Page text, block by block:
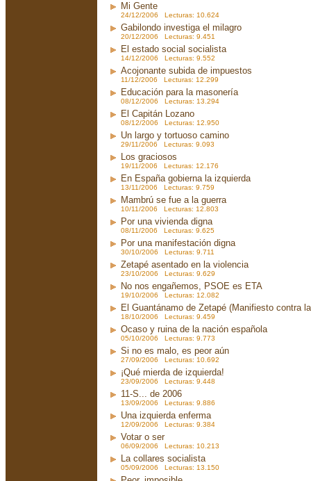
Mi Gente
24/12/2006 Lecturas: 10.624
Gabilondo investiga el milagro
20/12/2006 Lecturas: 9.451
El estado social socialista
14/12/2006 Lecturas: 9.552
Acojonante subida de impuestos
11/12/2006 Lecturas: 12.299
Educación para la masonería
08/12/2006 Lecturas: 13.294
El Capitán Lozano
08/12/2006 Lecturas: 12.950
Un largo y tortuoso camino
29/11/2006 Lecturas: 9.093
Los graciosos
19/11/2006 Lecturas: 12.176
En España gobierna la izquierda
13/11/2006 Lecturas: 9.759
Mambrú se fue a la guerra
10/11/2006 Lecturas: 12.803
Por una vivienda digna
08/11/2006 Lecturas: 9.625
Por una manifestación digna
30/10/2006 Lecturas: 9.711
Zetapé asentado en la violencia
23/10/2006 Lecturas: 9.629
No nos engañemos, PSOE es ETA
19/10/2006 Lecturas: 12.082
El Guantánamo de Zetapé (Manifiesto contra
18/10/2006 Lecturas: 9.459
Ocaso y ruina de la nación española
05/10/2006 Lecturas: 9.773
Si no es malo, es peor aún
27/09/2006 Lecturas: 10.692
¡Qué mierda de izquierda!
23/09/2006 Lecturas: 9.448
11-S... de 2006
13/09/2006 Lecturas: 9.886
Una izquierda enferma
12/09/2006 Lecturas: 9.384
Votar o ser
06/09/2006 Lecturas: 10.213
La collares socialista
05/09/2006 Lecturas: 13.150